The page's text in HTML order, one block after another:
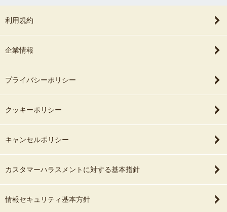
利用規約
企業情報
プライバシーポリシー
クッキーポリシー
キャンセルポリシー
カスタマーハラスメントに対する基本指針
情報セキュリティ基本方針